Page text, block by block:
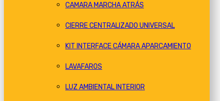
CAMARA MARCHA ATRÁS
CIERRE CENTRALIZADO UNIVERSAL
KIT INTERFACE CÁMARA APARCAMIENTO
LAVAFAROS
LUZ AMBIENTAL INTERIOR